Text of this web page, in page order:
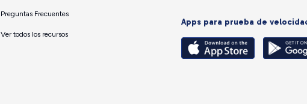
Preguntas Frecuentes
Ver todos los recursos
Apps para prueba de